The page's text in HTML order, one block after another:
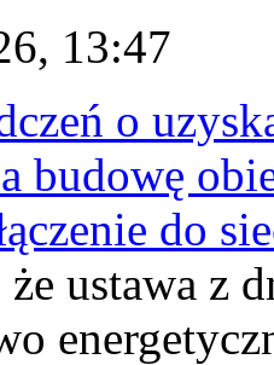
13:47
o
budowę
do
ustawa z